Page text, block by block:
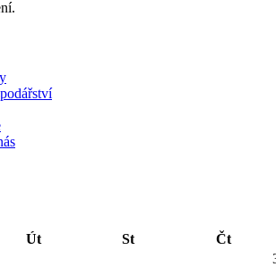
Út St
Čt